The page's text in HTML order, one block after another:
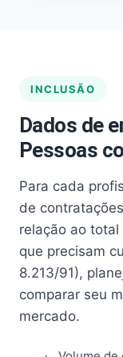
INCLUSÃO
Dados de
Pessoas
Para cada
de
relação ao
que precisam
8.213/91),
comparar seu
mercado.